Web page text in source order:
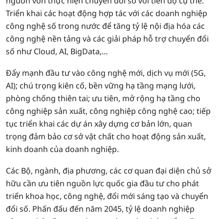
Triển khai các hoạt động hợp tác với các doanh nghiệp
công nghệ số trong nước để tăng tỷ lệ nội địa hóa các
công nghệ nền tảng và các giải pháp hỗ trợ chuyển đổi
số như Cloud, AI, BigData,…
Đẩy mạnh đầu tư vào công nghệ mới, dịch vụ mới (5G,
AI); chú trọng kiên cố, bền vững hạ tầng mạng lưới,
phòng chống thiên tai; ưu tiên, mở rộng hạ tầng cho
công nghiệp sản xuất, công nghiệp công nghệ cao; tiếp
tục triển khai các dự án xây dựng cơ bản lớn, quan
trọng đảm bảo cơ sở vật chất cho hoạt động sản xuất,
kinh doanh của doanh nghiệp.
Các Bộ, ngành, địa phương, các cơ quan đại diện chủ sở
hữu cần ưu tiên nguồn lực quốc gia đầu tư cho phát
triển khoa học, công nghệ, đổi mới sáng tạo và chuyển
đổi số. Phấn đấu đến năm 2045, tỷ lệ doanh nghiệp